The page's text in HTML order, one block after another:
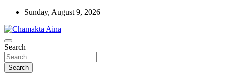
Skip
content
Sunday, August 9, 2026
Chamakta Aina
Hindi News Paper – Jharkhand
Search
Search